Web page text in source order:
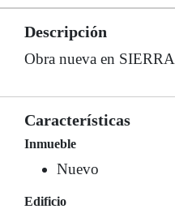
Descripción
Obra nueva en
Características
Inmueble
Nuevo
Edificio